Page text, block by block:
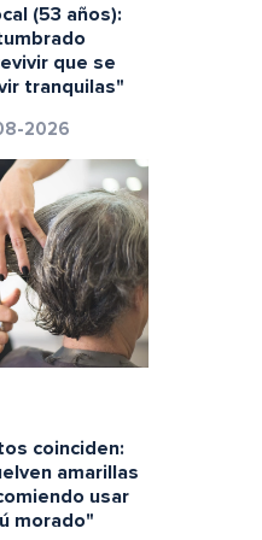
(53 años):
que se
tranquilas"
2026
coinciden:
amarillas
usar
morado"